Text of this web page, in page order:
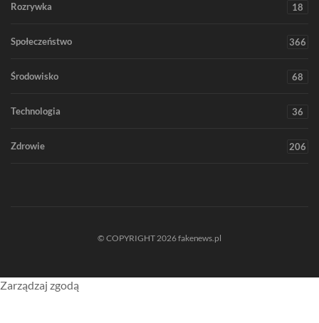
Rozrywka 18
Społeczeństwo 366
Środowisko 68
Technologia 36
Zdrowie 206
© COPYRIGHT 2026 fakenews.pl
Zarządzaj zgodą